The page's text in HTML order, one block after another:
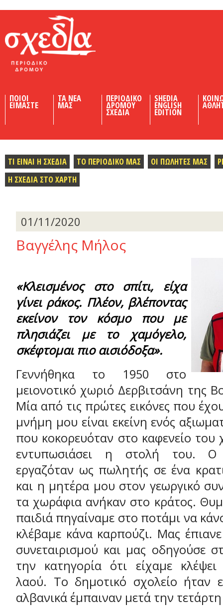
ΠΟΙΟΙ
ΕΙΜΑΣΤΕ
ΤΑ ΝΕΑ
ΜΑΣ
ΠΕΡΙΟΔΙΚΟ
ΔΡΟΜΟΥ
ΣΧΕΔΙΑ
SHEDIA
ENGLISH
EDITION
ΤΙ ΕΙΝΑΙ Η ΣΧΕΔΙΑ ΤΟ ΠΕΡΙΟΔΙΚΟ ΜΑΣ ΟΙ ΠΩΛΗΤΕΣ ΜΑΣ
Η ΣΧΕΔΙΑ ΣΤΟ ΧΑΡΤΗ
01/11/2020
Βαγγέλης Μήλος
«Κλεισμένος στο σπίτι, είχα
γίνει ράκος. Πλέον, βλέποντας
εκείνον τον κόσμο που με
πλησιάζει με το χαμόγελο,
σκέφτομαι πιο αισιόδοξα».
Γεννήθηκα το 1950 στο
μειονοτικό χωριό Δερβιτσάνη της
Μία από τις πρώτες εικόνες που
μνήμη μου είναι εκείνη ενός
που κοκορευόταν στο καφενείο του
εντυπωσιάσει η στολή του.
εργαζόταν ως πωλητής σε ένα
και η μητέρα μου στον γεωργικό
τα χωράφια ανήκαν στο κράτος.
παιδιά πηγαίναμε στο ποτάμι να
κλέβαμε κάνα καρπούζι. Μας
συνεταιρισμού και μας οδηγούσε
την κατηγορία ότι είχαμε
λαού. Το δημοτικό σχολείο ήταν
αλβανικά έμπαιναν μετά την